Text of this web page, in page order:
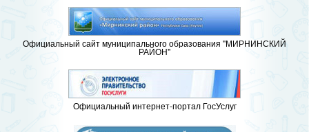
Официальный сайт муниципального образования "МИРНИНСКИЙ
РАЙОН"
Официальный интернет-портал ГосУслуг